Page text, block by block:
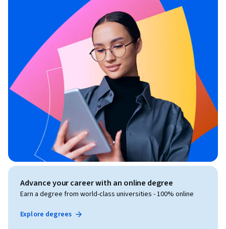
Advance your career with an online degree
Earn a degree from world-class universities - 100% online
Explore degrees